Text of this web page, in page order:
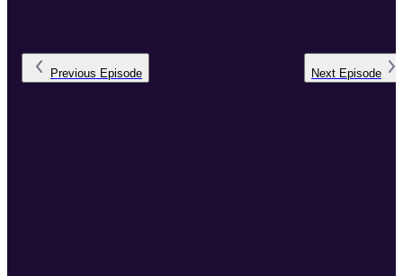
Previous Episode Next Episode